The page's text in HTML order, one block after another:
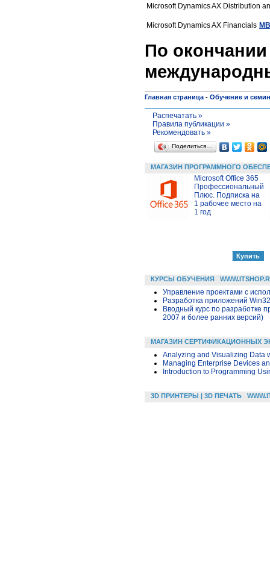
Microsoft Dynamics AX Distribution
Microsoft Dynamics AX Financials
По
Главная страница - Обучение и
Распечатать »
Правила публикации »
Рекомендовать »
Поделиться…
МАГАЗИН ПРОГРАММНОГО
Microsoft Office 365
Профессиональный
Плюс. Подписка на
1 рабочее место на
1 год
КУРСЫ ОБУЧЕНИЯ
Управление проектами с
Разработка приложений
Вводный курс по разработке
2007 и более ранних версий)
МАГАЗИН СЕРТИФИКАЦИОННЫХ
Analyzing and Visualizing Data
Managing Enterprise Devices
Introduction to Programming
3D ПРИНТЕРЫ | 3D ПЕЧАТЬ